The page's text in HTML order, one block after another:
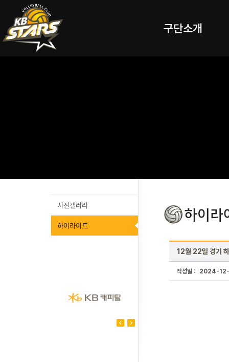
구단소개
사진갤러리
하이라이트
12월 22일 경기
작성일 : 2024-